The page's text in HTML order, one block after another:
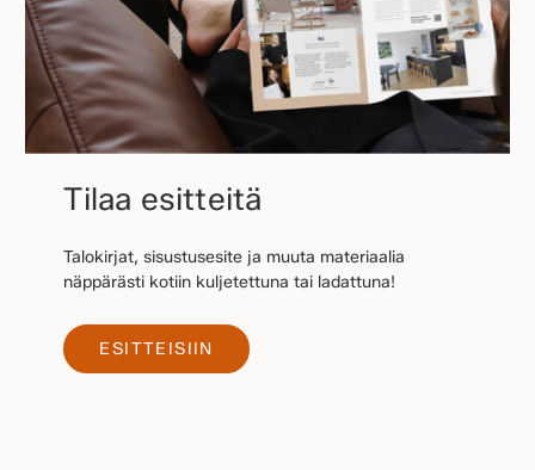
Tilaa esitteitä
Talokirjat, sisustusesite ja muuta materiaalia
näppärästi kotiin kuljetettuna tai ladattuna!
ESITTEISIIN